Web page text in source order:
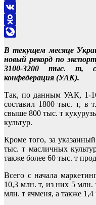
Telegram
VK
Odnoklassniki
В текущем месяце
новый рекорд по
3100-3200 тыс. т,
конфедерация (УАК).
Так, по данным УАК, 1-
составил 1800 тыс. т, в
свыше 800 тыс. т
культур.
Кроме того, за
тыс. т масличных
также более 60 тыс. т
Всего с начала
10,3 млн. т, из них 5
млн. т ячменя, а также